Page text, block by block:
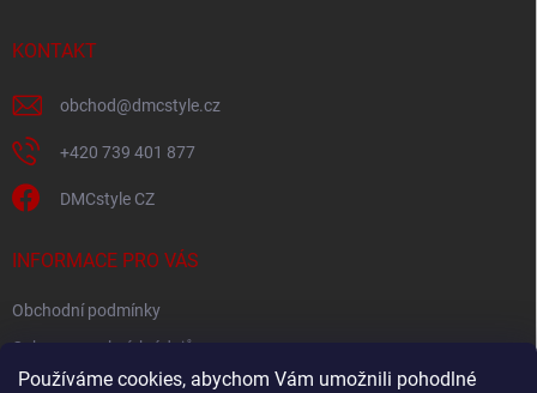
Používáme cookies, abychom Vám umožnili pohodlné
KONTAKT
obchod@dmcstyle.cz
+420 739 401 877
DMCstyle CZ
INFORMACE PRO VÁS
Obchodní podmínky
Ochrana osobních údajů